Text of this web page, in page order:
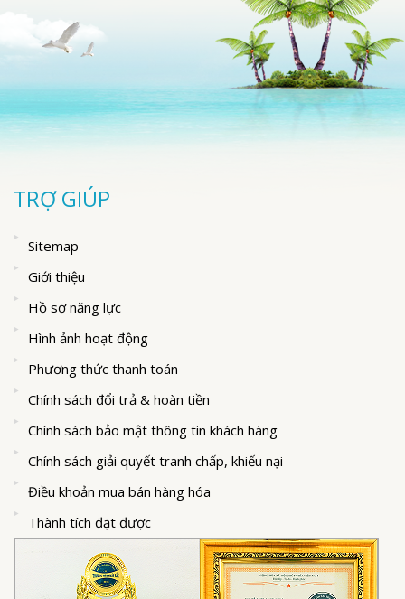
TRỢ GIÚP
Sitemap
Giới thiệu
Hồ sơ năng lực
Hình ảnh hoạt động
Phương thức thanh toán
Chính sách đổi trả & hoàn tiền
Chính sách bảo mật thông tin khách hàng
Chính sách giải quyết tranh chấp, khiếu nại
Điều khoản mua bán hàng hóa
Thành tích đạt được